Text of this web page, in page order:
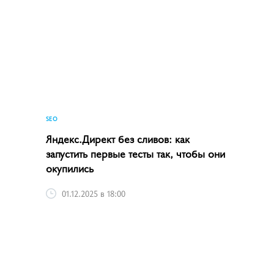
SEO
Яндекс.Директ без сливов: как
запустить первые тесты так, чтобы они
окупились
01.12.2025 в 18:00